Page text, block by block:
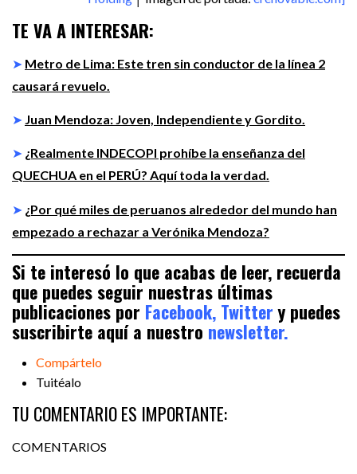
TE VA A INTERESAR:
➤ Metro de Lima: Este tren sin conductor de la línea 2
causará revuelo.
➤ Juan Mendoza: Joven, Independiente y Gordito.
➤ ¿Realmente INDECOPI prohíbe la enseñanza del
QUECHUA en el PERÚ? Aquí toda la verdad.
➤ ¿Por qué miles de peruanos alrededor del mundo han
empezado a rechazar a Verónika Mendoza?
Si te interesó lo que acabas de leer, recuerda
que puedes seguir nuestras últimas
publicaciones por Facebook, Twitter y puedes
suscribirte aquí a nuestro newsletter.
Compártelo
Tuitéalo
TU COMENTARIO ES IMPORTANTE:
COMENTARIOS